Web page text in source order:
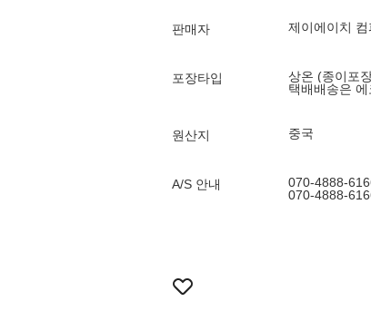
판매자 제이에이치 컴
포장타입
상온 (종이포
택배배송은
원산지 중국
A/S 안내
070-4888-
070-4888-